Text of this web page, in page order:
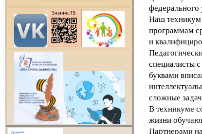
федерального
Наш техникум
программам
и
специалисты
буквами
сложные
В техникуме
жизни
Партнерами